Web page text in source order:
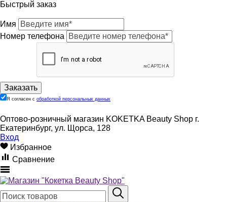
Быстрый заказ
Имя
Номер телефона
Я согласен с обработкой персональных данных
Оптово-розничный магазин KOKETKA Beauty Shop г.
Екатеринбург, ул. Щорса, 128
Вход
Избранное
Сравнение